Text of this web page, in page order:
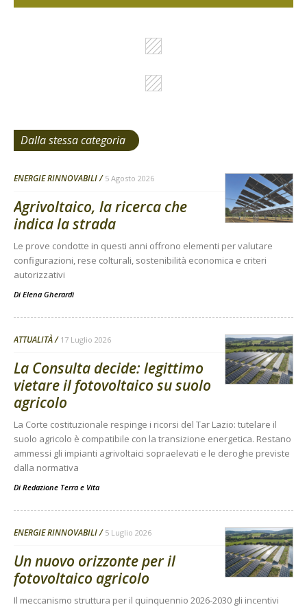
Dalla stessa categoria
ENERGIE RINNOVABILI 5 Agosto 2026
Agrivoltaico, la ricerca che
indica la strada
Le prove condotte in questi anni offrono elementi per valutare
configurazioni, rese colturali, sostenibilità economica e criteri
autorizzativi
Di Elena Gherardi
ATTUALITÀ 17 Luglio 2026
La Consulta decide: legittimo
vietare il fotovoltaico su suolo
agricolo
La Corte costituzionale respinge i ricorsi del Tar Lazio: tutelare il
suolo agricolo è compatibile con la transizione energetica. Restano
ammessi gli impianti agrivoltaici sopraelevati e le deroghe previste
dalla normativa
Di Redazione Terra e Vita
ENERGIE RINNOVABILI 5 Luglio 2026
Un nuovo orizzonte per il
fotovoltaico agricolo
Il meccanismo struttura per il quinquennio 2026-2030 gli incentivi